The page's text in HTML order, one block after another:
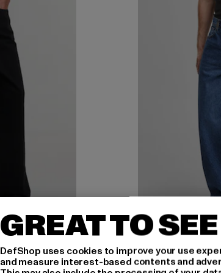
GREAT TO
DefShop uses cookies to improve your use
and measure interest-based contents and